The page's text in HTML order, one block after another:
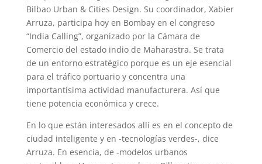
Bilbao Urban & Cities Design. Su coordinador, Xabier
Arruza, participa hoy en Bombay en el congreso
“India Calling”, organizado por la Cámara de
Comercio del estado indio de Maharastra. Se trata
de un entorno estratégico porque es un eje esencial
para el tráfico portuario y concentra una
importantísima actividad manufacturera. Así que
tiene potencia económica y crece.
En lo que están interesados allí es en el concepto de
ciudad inteligente y en -tecnologías verdes-, dice
Arruza. En esencia, de -modelos urbanos